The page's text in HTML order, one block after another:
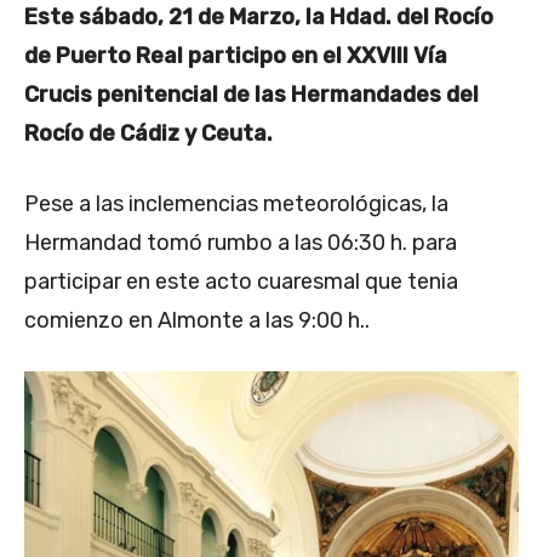
Este sábado, 21 de Marzo, la Hdad. del Rocío
de Puerto Real participo en el XXVIII Vía
Crucis penitencial de las Hermandades del
Rocío de Cádiz y Ceuta.
Pese a las inclemencias meteorológicas, la
Hermandad tomó rumbo a las 06:30 h. para
participar en este acto cuaresmal que tenia
comienzo en Almonte a las 9:00 h..